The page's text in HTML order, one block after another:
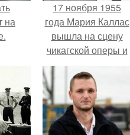
на
17 ноября 1955
года Мария Каллас
вышла на сцену
чикагской оперы и
сорвала овации.